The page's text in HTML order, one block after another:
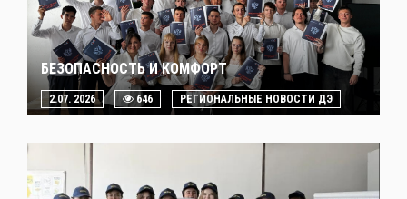
БЕЗОПАСНОСТЬ И КОМФОРТ
2.07. 2026 646 РЕГИОНАЛЬНЫЕ НОВОСТИ ДЭ